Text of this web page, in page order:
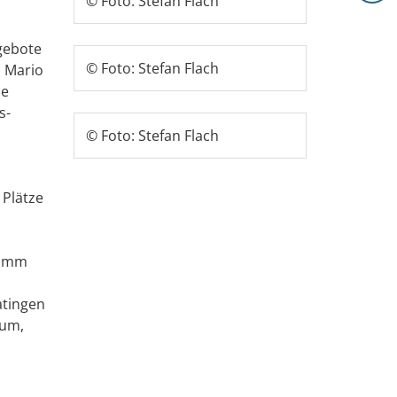
Mario
© Foto: Stefan Flach
© Foto: Stefan Flach